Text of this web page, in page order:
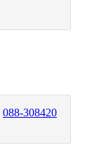
088-308420